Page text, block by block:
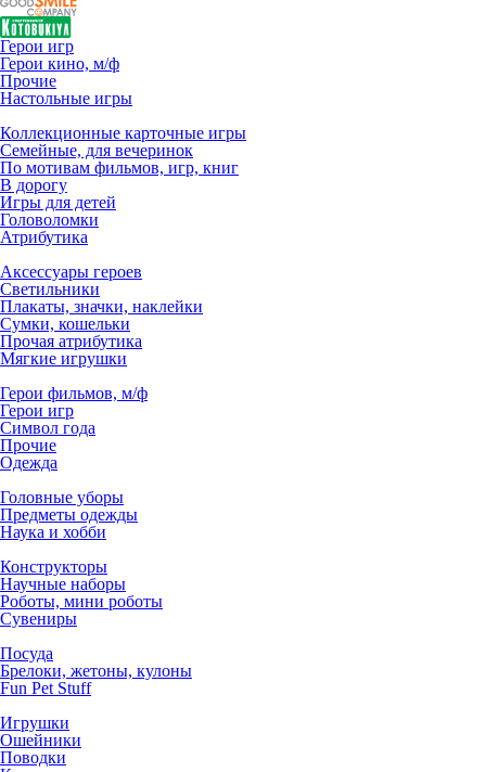
Герои игр
Герои кино, м/ф
Прочие
Настольные игры
Коллекционные карточные игры
Семейные, для вечеринок
По мотивам фильмов, игр, книг
В дорогу
Игры для детей
Головоломки
Атрибутика
Аксессуары героев
Светильники
Плакаты, значки, наклейки
Сумки, кошельки
Прочая атрибутика
Мягкие игрушки
Герои фильмов, м/ф
Герои игр
Символ года
Прочие
Одежда
Головные уборы
Предметы одежды
Наука и хобби
Конструкторы
Научные наборы
Роботы, мини роботы
Сувениры
Посуда
Брелоки, жетоны, кулоны
Fun Pet Stuff
Игрушки
Ошейники
Поводки